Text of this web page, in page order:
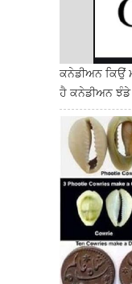
ਕਨੇਡੀਅਨ ਕਿਉਂ
ਹੈ ਕਨੇਡੀਅਨ ਝੰਡੇ